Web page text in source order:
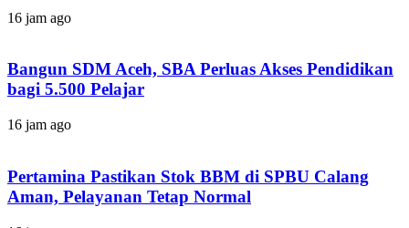
16 jam ago
Bangun SDM Aceh, SBA Perluas Akses Pendidikan
bagi 5.500 Pelajar
16 jam ago
Pertamina Pastikan Stok BBM di SPBU Calang
Aman, Pelayanan Tetap Normal